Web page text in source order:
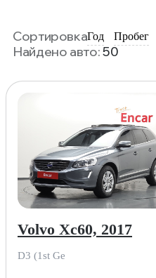
СортировкаГод Пробег
Найдено авто:50
Volvo Xc60, 2017
D3 (1st Ge